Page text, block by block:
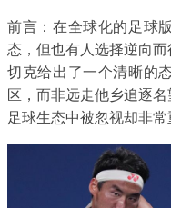
前言：在全球化的足球
态，但也有人选择逆向
切克给出了一个清晰的
区，而非远走他乡追逐
足球生态中被忽视却非常